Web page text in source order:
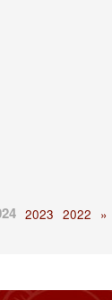
2023 2022 »